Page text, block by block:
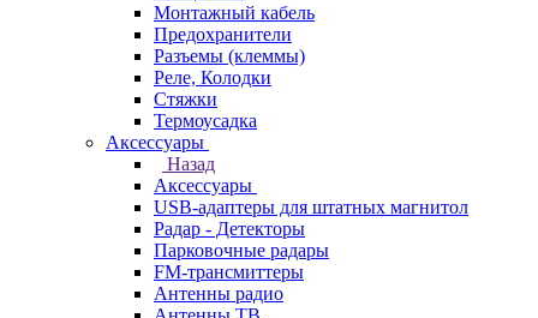
Монтажный кабель
Предохранители
Разъемы (клеммы)
Реле, Колодки
Стяжки
Термоусадка
Аксессуары
Назад
Аксессуары
USB-адаптеры для штатных магнитол
Радар - Детекторы
Парковочные радары
FM-трансмиттеры
Антенны радио